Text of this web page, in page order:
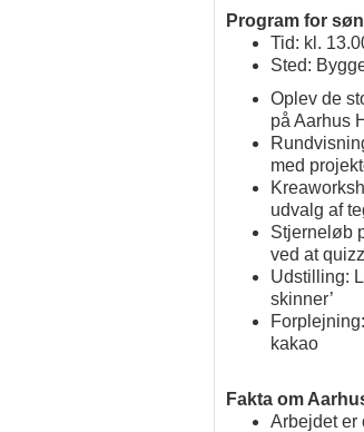
Program for
Tid: kl.
Sted:
Oplev de
på Aarhus
med
udvalg af
Stjerneløb
ved at
Udstilling:
skinner’
kakao
Fakta om
Arbejdet er